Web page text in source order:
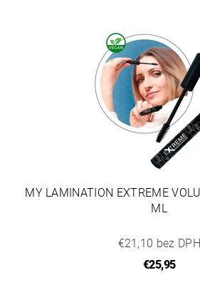
MY LAMINATION EXTREME
ML
€21,10 bez DPH
€25,95